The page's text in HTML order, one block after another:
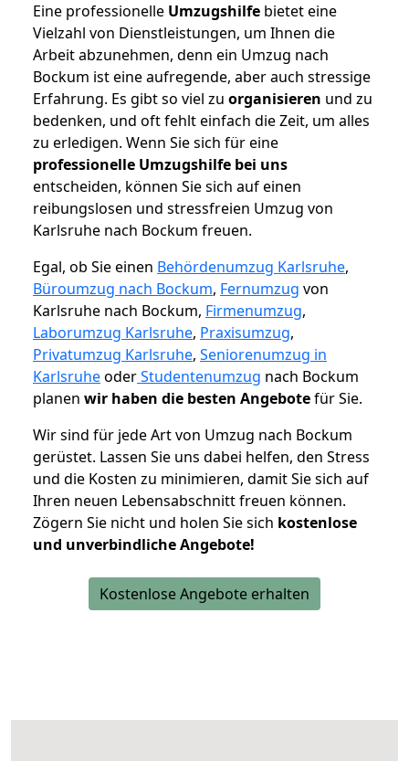
Eine professionelle Umzugshilfe bietet eine
Vielzahl von Dienstleistungen, um Ihnen die
Arbeit abzunehmen, denn ein Umzug nach
Bockum ist eine aufregende, aber auch stressige
Erfahrung. Es gibt so viel zu organisieren und zu
bedenken, und oft fehlt einfach die Zeit, um alles
zu erledigen. Wenn Sie sich für eine
professionelle Umzugshilfe bei uns
entscheiden, können Sie sich auf einen
reibungslosen und stressfreien Umzug von
Karlsruhe nach Bockum freuen.
Egal, ob Sie einen Behördenumzug Karlsruhe,
Büroumzug nach Bockum, Fernumzug von
Karlsruhe nach Bockum, Firmenumzug,
Laborumzug Karlsruhe, Praxisumzug,
Privatumzug Karlsruhe, Seniorenumzug in
KarlsruheoderStudentenumzug nach Bockum
planen wir haben die besten Angebotefür Sie.
Wir sind für jede Art von Umzug nach Bockum
gerüstet. Lassen Sie uns dabei helfen, den Stress
und die Kosten zu minimieren, damit Sie sich auf
Ihren neuen Lebensabschnitt freuen können.
Zögern Sie nicht und holen Sie sich kostenlose
und unverbindliche Angebote!
Kostenlose Angebote erhalten